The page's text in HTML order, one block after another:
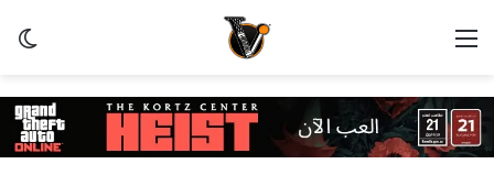
القائمة